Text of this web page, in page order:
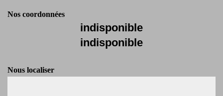
Nos coordonnées
indisponible
indisponible
Nous localiser